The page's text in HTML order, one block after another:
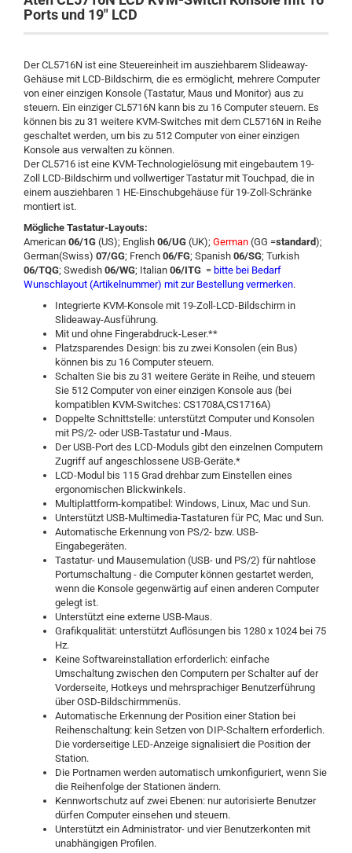
Ports und 19" LCD
Der CL5716N ist eine Steuereinheit im ausziehbarem Slideaway-
Gehäuse mit LCD-Bildschirm, die es ermöglicht, mehrere Computer
von einer einzigen Konsole (Tastatur, Maus und Monitor) aus zu
steuern. Ein einziger CL5716N kann bis zu 16 Computer steuern. Es
können bis zu 31 weitere KVM-Switches mit dem CL5716N in Reihe
geschaltet werden, um bis zu 512 Computer von einer einzigen
Konsole aus verwalten zu können.
Der CL5716 ist eine KVM-Technologielösung mit eingebautem 19-
Zoll LCD-Bildschirm und vollwertiger Tastatur mit Touchpad, die in
einem ausziehbaren 1 HE-Einschubgehäuse für 19-Zoll-Schränke
montiert ist.
Mögliche Tastatur-Layouts:
American 06/1G (US); English 06/UG (UK); German (GG =standard);
German(Swiss) 07/GG; French 06/FG; Spanish 06/SG; Turkish
06/TQG; Swedish 06/WG; Italian 06/ITG = bitte bei Bedarf
Wunschlayout (Artikelnummer) mit zur Bestellung vermerken.
Integrierte KVM-Konsole mit 19-Zoll-LCD-Bildschirm in
Slideaway-Ausführung.
Mit und ohne Fingerabdruck-Leser.**
Platzsparendes Design: bis zu zwei Konsolen (ein Bus)
können bis zu 16 Computer steuern.
Schalten Sie bis zu 31 weitere Geräte in Reihe, und steuern
Sie 512 Computer von einer einzigen Konsole aus (bei
kompatiblen KVM-Switches: CS1708A,CS1716A)
Doppelte Schnittstelle: unterstützt Computer und Konsolen
mit PS/2- oder USB-Tastatur und -Maus.
Der USB-Port des LCD-Moduls gibt den einzelnen Computern
Zugriff auf angeschlossene USB-Geräte.*
LCD-Modul bis 115 Grad drehbar zum Einstellen eines
ergonomischen Blickwinkels.
Multiplattform-kompatibel: Windows, Linux, Mac und Sun.
Unterstützt USB-Multimedia-Tastaturen für PC, Mac und Sun.
Automatische Erkennung von PS/2- bzw. USB-
Eingabegeräten.
Tastatur- und Mausemulation (USB- und PS/2) für nahtlose
Portumschaltung - die Computer können gestartet werden,
wenn die Konsole gegenwärtig auf einen anderen Computer
gelegt ist.
Unterstützt eine externe USB-Maus.
Grafikqualität: unterstützt Auflösungen bis 1280 x 1024 bei 75
Hz.
Keine Softwareinstallation erforderlich: einfache
Umschaltung zwischen den Computern per Schalter auf der
Vorderseite, Hotkeys und mehrsprachiger Benutzerführung
über OSD-Bildschirmmenüs.
Automatische Erkennung der Position einer Station bei
Reihenschaltung: kein Setzen von DIP-Schaltern erforderlich.
Die vorderseitige LED-Anzeige signalisiert die Position der
Station.
Die Portnamen werden automatisch umkonfiguriert, wenn Sie
die Reihenfolge der Stationen ändern.
Kennwortschutz auf zwei Ebenen: nur autorisierte Benutzer
dürfen Computer einsehen und steuern.
Unterstützt ein Administrator- und vier Benutzerkonten mit
unabhängigen Profilen.